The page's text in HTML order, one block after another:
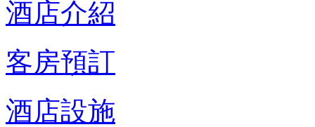
酒店介紹
客房預訂
酒店設施